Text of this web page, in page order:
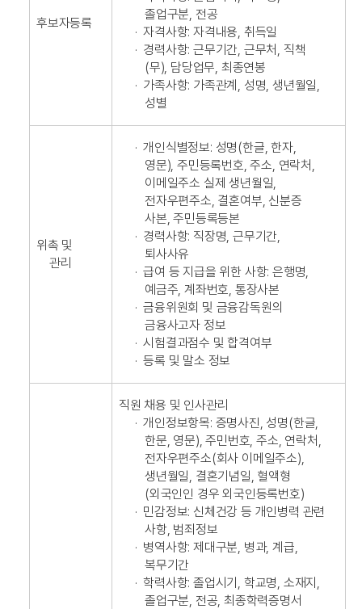
후보자등록
졸업구분, 전공
· 자격사항: 자격내용, 취득일
· 경력사항: 근무기간, 근무처, 직책
(무), 담당업무, 최종연봉
· 가족사항: 가족관계, 성명, 생년월일,
성별
위촉 및
관리
· 개인식별정보: 성명(한글, 한자,
영문), 주민등록번호, 주소, 연락처,
이메일주소 실제 생년월일,
전자우편주소, 결혼여부, 신분증
사본, 주민등록등본
· 경력사항: 직장명, 근무기간,
퇴사사유
· 급여 등 지급을 위한 사항: 은행명,
예금주, 계좌번호, 통장사본
· 금융위원회 및 금융감독원의
금융사고자 정보
· 시험결과점수 및 합격여부
· 등록 및 말소 정보
직원 채용 및 인사관리
· 개인정보항목: 증명사진, 성명(한글,
한문, 영문), 주민번호, 주소, 연락처,
전자우편주소(회사 이메일주소),
생년월일, 결혼기념일, 혈액형
(외국인인 경우 외국인등록번호)
· 민감정보: 신체건강 등 개인병력 관련
사항, 범죄정보
· 병역사항: 제대구분, 병과, 계급,
복무기간
· 학력사항: 졸업시기, 학교명, 소재지,
졸업구분, 전공, 최종학력증명서